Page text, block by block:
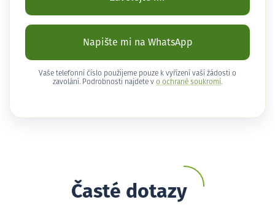
Napište mi na WhatsApp
Vaše telefonní číslo použijeme pouze k vyřízení vaší žádosti o
zavolání. Podrobnosti najdete v o ochraně soukromí .
Časté dotazy